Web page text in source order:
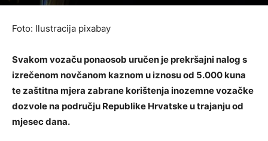
Foto: Ilustracija pixabay
Svakom vozaču ponaosob uručen je prekršajni nalog s
izrečenom novčanom kaznom u iznosu od 5.000 kuna
te zaštitna mjera zabrane korištenja inozemne vozačke
dozvole na području Republike Hrvatske u trajanju od
mjesec dana.